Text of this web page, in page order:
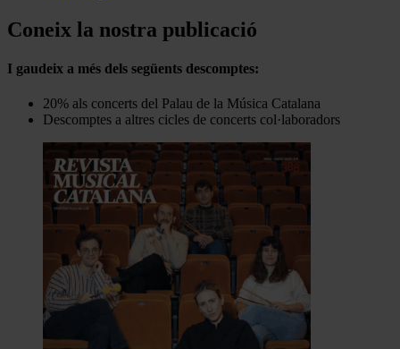
Coneix la nostra publicació
I gaudeix a més dels següents descomptes:
20% als concerts del Palau de la Música Catalana
Descomptes a altres cicles de concerts col·laboradors